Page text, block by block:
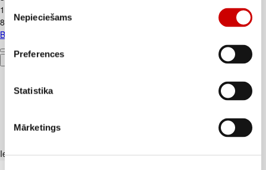
izvēle
Nepieciešams
Preferences
Statistika
Mārketings
1
8,83€/kg
Biezpiens 9% VALMIERA 180g
Pievienot
Iesakām ar